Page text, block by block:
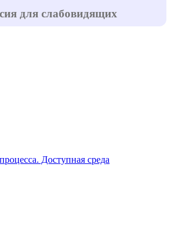
для слабовидящих
Доступная среда